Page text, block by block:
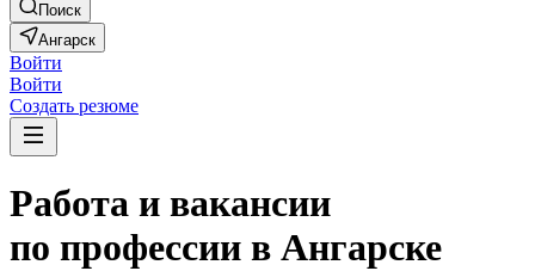
Поиск
Ангарск
Войти
Войти
Создать резюме
Работа и вакансии
по профессии в Ангарске